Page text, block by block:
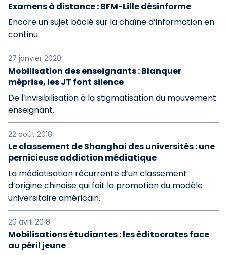
Examens à distance : BFM-Lille désinforme
Encore un sujet bâclé sur la chaîne d’information en
continu.
27 janvier 2020
Mobilisation des enseignants : Blanquer
méprise, les JT font silence
De l’invisibilisation à la stigmatisation du mouvement
enseignant.
22 août 2018
Le classement de Shanghai des universités : une
pernicieuse addiction médiatique
La médiatisation récurrente d’un classement
d’origine chinoise qui fait la promotion du modèle
universitaire américain.
20 avril 2018
Mobilisations étudiantes : les éditocrates face
au péril jeune